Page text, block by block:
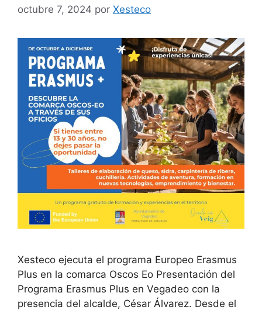
octubre 7, 2024 por Xesteco
Xesteco ejecuta el programa Europeo Erasmus
Plus en la comarca Oscos Eo Presentación del
Programa Erasmus Plus en Vegadeo con la
presencia del alcalde, César Álvarez. Desde el